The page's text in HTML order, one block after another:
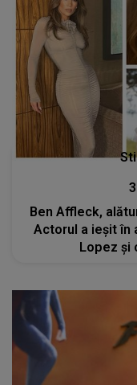
Ben Affleck,
Actorul a ieșit în
Lopez și